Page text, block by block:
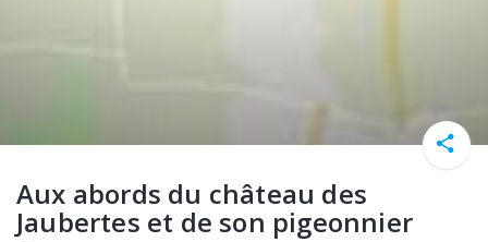
Aux abords du château des
Jaubertes et de son pigeonnier